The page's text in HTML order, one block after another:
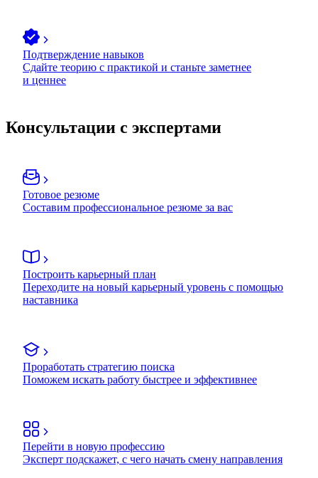
Подтверждение навыков
Сдайте теорию с практикой и станьте заметнее
и ценнее
Консультации с экспертами
Готовое резюме
Составим профессиональное резюме за вас
Построить карьерный план
Переходите на новый карьерный уровень с помощью
наставника
Проработать стратегию поиска
Поможем искать работу быстрее и эффективнее
Перейти в новую профессию
Эксперт подскажет, с чего начать смену направления